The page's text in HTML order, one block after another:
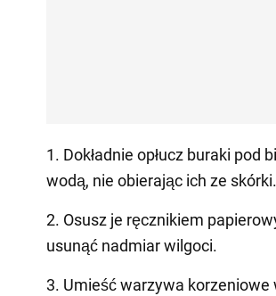
1. Dokładnie opłucz buraki pod
wodą, nie obierając ich ze skórki.
2. Osusz je ręcznikiem
usunąć nadmiar wilgoci.
3. Umieść warzywa korzeniowe